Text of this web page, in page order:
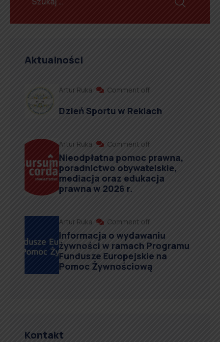
Aktualności
Artur Ruka Comment off
Dzień Sportu w Reklach
Artur Ruka Comment off
Nieodpłatna pomoc prawna,
poradnictwo obywatelskie,
mediacja oraz edukacja
prawna w 2026 r.
Artur Ruka Comment off
Informacja o wydawaniu
żywności w ramach Programu
Fundusze Europejskie na
Pomoc Żywnościową
Kontakt